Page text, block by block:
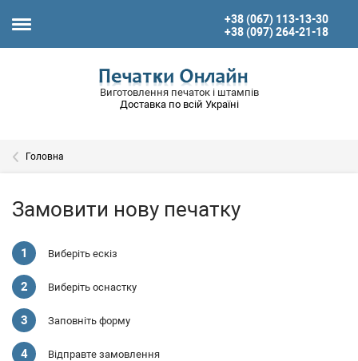
+38 (067) 113-13-30
+38 (097) 264-21-18
Виготовлення печаток і штампів
Доставка по всій Україні
Головна
Замовити нову печатку
Виберіть ескіз
Виберіть оснастку
Заповніть форму
Відправте замовлення